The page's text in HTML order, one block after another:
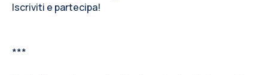
Iscriviti e partecipa!
***